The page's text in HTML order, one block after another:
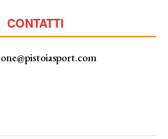
CONTATTI